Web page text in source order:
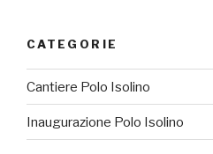
CATEGORIE
Cantiere Polo Isolino
Inaugurazione Polo Isolino